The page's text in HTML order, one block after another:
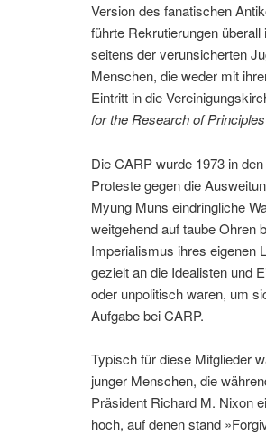
Version des fanatischen
führte Rekrutierungen
seitens der verunsicherten
Menschen, die weder mit
Eintritt in die
for the Research of Principles
Die CARP wurde 1973 in
Proteste gegen die
Myung Muns eindringliche
weitgehend auf taube Ohren
Imperialismus ihres eigenen
gezielt an die Idealisten und
oder unpolitisch waren, um
Aufgabe bei CARP.
Typisch für diese Mitglieder
junger Menschen, die
Präsident Richard M. Nixon
hoch, auf denen stand